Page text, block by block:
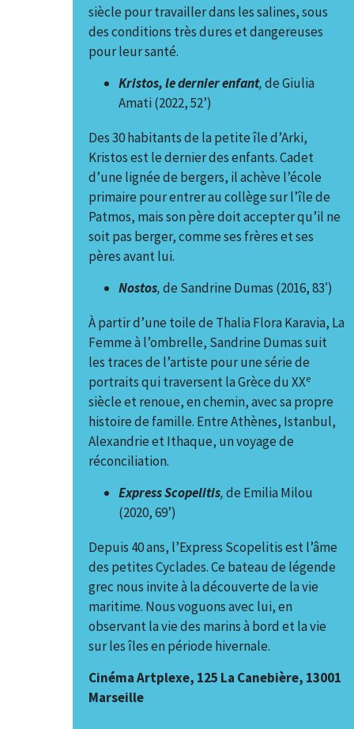
siècle pour travailler dans les salines, sous
des conditions très dures et dangereuses
pour leur santé.
Kristos, le dernier enfant,de Giulia
Amati (2022, 52’)
Des 30 habitants de la petite île d’Arki,
Kristos est le dernier des enfants. Cadet
d’une lignée de bergers, il achève l’école
primaire pour entrer au collège sur l’île de
Patmos, mais son père doit accepter qu’il ne
soit pas berger, comme ses frères et ses
pères avant lui.
Nostos,de Sandrine Dumas (2016, 83′)
À partir d’une toile de Thalia Flora Karavia, La
Femme à l’ombrelle, Sandrine Dumas suit
les traces de l’artiste pour une série de
portraits qui traversent la Grèce du XXe
siècle et renoue, en chemin, avec sa propre
histoire de famille. Entre Athènes, Istanbul,
Alexandrie et Ithaque, un voyage de
réconciliation.
Express Scopelitis,de Emilia Milou
(2020, 69’)
Depuis 40 ans, l’Express Scopelitis est l’âme
des petites Cyclades. Ce bateau de légende
grec nous invite à la découverte de la vie
maritime. Nous voguons avec lui, en
observant la vie des marins à bord et la vie
sur les îles en période hivernale.
Cinéma Artplexe, 125 La Canebière, 13001
Marseille